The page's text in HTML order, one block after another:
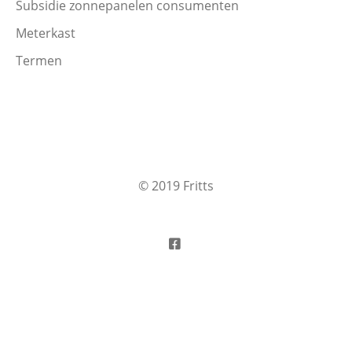
Subsidie zonnepanelen consumenten
Meterkast
Termen
© 2019 Fritts